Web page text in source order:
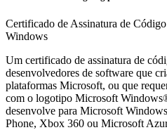
Certificado de Assinatura de
Windows
Um certificado de assinatura de
desenvolvedores de software que
plataformas Microsoft, ou que
com o logotipo Microsoft
desenvolve para Microsoft
Phone, Xbox 360 ou Microsoft